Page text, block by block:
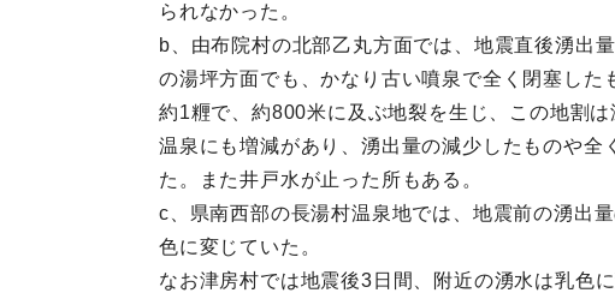
られなかった。
b、由布院村の北部乙丸方面では、地震直後湧出
の湯坪方面でも、かなり古い噴泉で全く閉塞し
約1糎で、約800米に及ぶ地裂を生じ、この地割
温泉にも増減があり、湧出量の減少したものや
た。また井戸水が止った所もある。
c、県南西部の長湯村温泉地では、地震前の湧出
色に変じていた。
なお津房村では地震後3日間、附近の湧水は乳色